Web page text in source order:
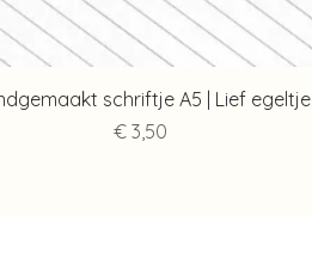
Snel overzicht
schriftje A5 | Lief egeltje
Prijs
€ 3,50